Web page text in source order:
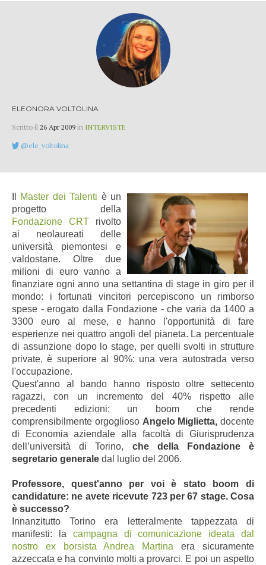
ELEONORA VOLTOLINA
Scritto il 26 Apr 2009 in INTERVISTE
@ele_voltolina
Master dei Talenti è un
progetto della
Fondazione CRT rivolto
ai neolaureati delle
università piemontesi e
valdostane. Oltre due
milioni di euro vanno a
finanziare ogni anno una settantina di stage in giro per il
mondo: i fortunati vincitori percepiscono un rimborso
spese - erogato dalla Fondazione - che varia da 1400 a
3300 euro al mese, e hanno l'opportunità di fare
esperienze nei quattro angoli del pianeta. La percentuale
di assunzione dopo lo stage, per quelli svolti in strutture
private, è superiore al 90%: una vera autostrada verso
l'occupazione.
Quest'anno al bando hanno risposto oltre settecento
ragazzi, con un incremento del 40% rispetto alle
precedenti edizioni: un boom che rende
comprensibilmente orgoglioso Angelo Miglietta, docente
di Economia aziendale alla facoltà di Giurisprudenza
dell’università di Torino, che della Fondazione è
segretario generale dal luglio del 2006.
Professore, quest'anno per voi è stato boom di
candidature: ne avete ricevute 723 per 67 stage. Cosa
è successo?
Innanzitutto Torino era letteralmente tappezzata di
manifesti: la campagna di comunicazione ideata dal
nostro ex borsista Andrea Martina era sicuramente
azzeccata e ha convinto molti a provarci. E poi un aspetto